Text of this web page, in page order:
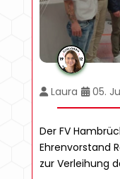
Laura 05.
Der FV
Ehrenvorstand
zur Verleihung